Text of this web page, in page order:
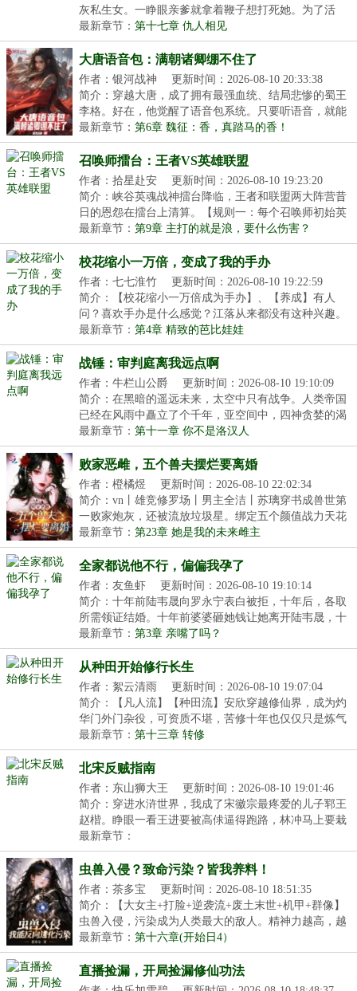
灰私生女。一睁眼亲爹就拿着鞭子想打死她。为了活
命，...
最新章节： 第十七章 仇人相见
大唐语音包：满朝诸卿绷不住了
作者：银河战神
更新时间：2026-08-10 20:33:38
简介：穿越大唐，成了拥有最强血统、结局悲惨的蜀王
李格。好在，他觉醒了语音包系统。只要听语音，就能
获...
最新章节： 第6章 魏征：香，真踏马的香！
召唤师擂台：王者VS英雄联盟
作者：拾星赴安
更新时间：2026-08-10 19:23:20
简介：峡谷英魂战神擂台降临，王者和联盟两大阵营昔
日的恩怨在擂台上清算。【规则一：每个召唤师初始英
雄...
最新章节： 第9章 主打的就是浪，要什么伤害？
校花缩小一万倍，变成了我的手办
作者：七七淮竹
更新时间：2026-08-10 19:22:59
简介：【校花缩小一万倍成为手办】、【养成】有人
问？喜欢手办是什么感觉？江落从来都没有这种兴趣。
可谁...
最新章节： 第4章 精致的芭比娃娃
战锤：审判庭离我远点啊
作者：牛栏山公爵
更新时间：2026-08-10 19:10:09
简介：在黑暗的遥远未来，太空中只有战争。人类帝国
已经在风雨中矗立了个千年，亚空间中，四神贪婪的渴
望...
最新章节： 第十一章 你不是洛汉人
败家恶雌，五个兽夫摆烂要离婚
作者：橙橘煜
更新时间：2026-08-10 22:02:34
简介：vn丨雄竞修罗场丨男主全洁丨苏璃穿书成兽世第
一败家炮灰，还被流放垃圾星。绑定五个颜值战力天花
板...
最新章节： 第23章 她是我的未来雌主
全家都说他不行，偏偏我孕了
作者：友鱼虾
更新时间：2026-08-10 19:10:14
简介：十年前陆韦晟向罗永宁表白被拒，十年后，各取
所需领证结婚。十年前婆婆砸她钱让她离开陆韦晟，十
年...
最新章节： 第3章 亲嘴了吗？
从种田开始修行长生
作者：絮云清雨
更新时间：2026-08-10 19:07:04
简介：【凡人流】【种田流】安欣穿越修仙界，成为灼
华门外门杂役，可资质不堪，苦修十年也仅仅只是炼气
二...
最新章节： 第十三章 转修
北宋反贼指南
作者：东山狮大王
更新时间：2026-08-10 19:01:46
简介：穿进水浒世界，我成了宋徽宗最疼爱的儿子郓王
赵楷。睁眼一看王进要被高俅逼得跑路，林冲马上要栽
白...
最新章节：
虫兽入侵？致命污染？皆我养料！
作者：茶多宝
更新时间：2026-08-10 18:51:35
简介：【大女主+打脸+逆袭流+废土末世+机甲+群像】
虫兽入侵，污染成为人类最大的敌人。精神力越高，越
能...
最新章节： 第十六章(开始日4）
直播捡漏，开局捡漏修仙功法